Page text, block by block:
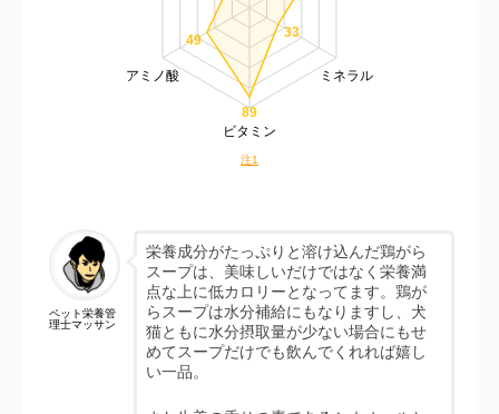
33
89
49
ミネラル
ビタミン
アミノ酸
注1
ペット栄養管
理士マッサン
栄養成分がたっぷりと溶け込んだ鶏がら
スープは、美味しいだけではなく栄養満
点な上に低カロリーとなってます。鶏が
らスープは水分補給にもなりますし、犬
猫ともに水分摂取量が少ない場合にもせ
めてスープだけでも飲んでくれれば嬉し
い一品。